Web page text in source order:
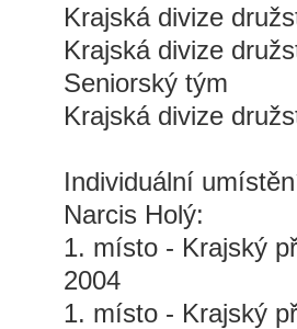
Krajská divize
Krajská divize
Seniorský tým
Krajská divize
Individuální
Narcis Holý:
1. místo - Krajský
2004
1. místo - Krajský